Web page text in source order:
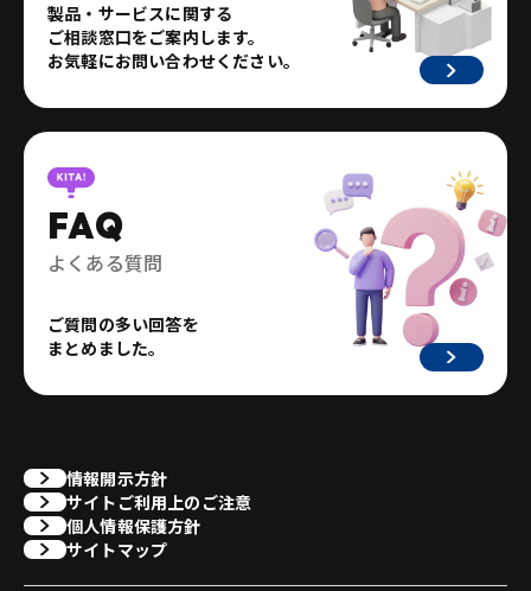
製品・サービスに関する
ご相談窓口をご案内します。
お気軽にお問い合わせください。
FAQ
よくある質問
ご質問の多い回答を
まとめました。
情報開示方針
サイトご利用上のご注意
個人情報保護方針
サイトマップ